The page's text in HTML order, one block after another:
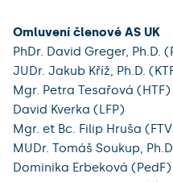
Omluvení členové AS UK
PhDr. David Greger, Ph.D.
JUDr. Jakub Kříž, Ph.D.
Mgr. Petra Tesařová (HTF)
David Kverka (LFP)
Mgr. et Bc. Filip Hruša
MUDr. Tomáš Soukup,
Dominika Erbeková (PedF)